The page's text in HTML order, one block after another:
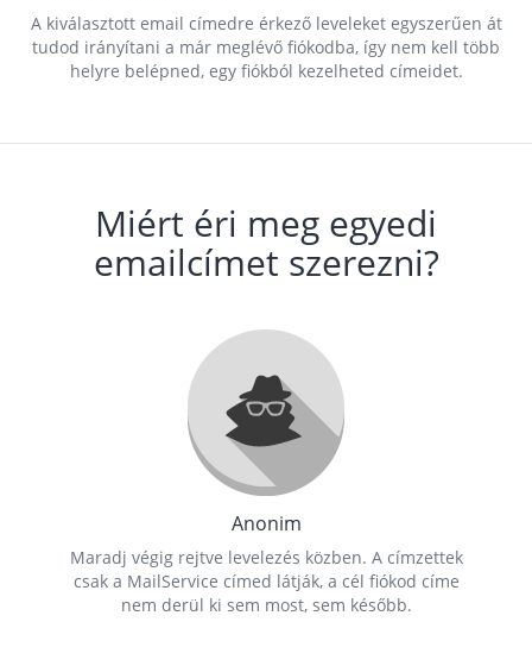
A kiválasztott email címedre érkező leveleket egyszerűen át
tudod irányítani a már meglévő fiókodba, így nem kell több
helyre belépned, egy fiókból kezelheted címeidet.
Miért éri meg egyedi
emailcímet szerezni?
Anonim
Maradj végig rejtve levelezés közben. A címzettek
csak a MailService címed látják, a cél fiókod címe
nem derül ki sem most, sem később.